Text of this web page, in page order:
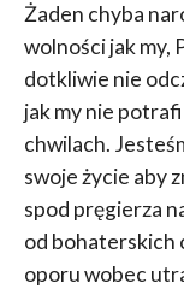
Żaden chyba
wolności jak my,
dotkliwie nie
jak my nie
chwilach.
swoje życie aby
spod pręgierza
od bohaterskich
oporu wobec